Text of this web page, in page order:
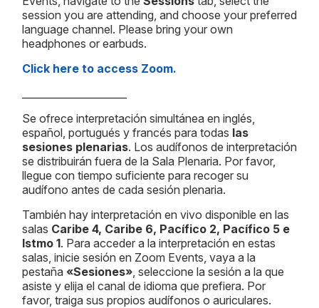
session you are attending, and choose your preferred
language channel. Please bring your own
headphones or earbuds.
Click here to access Zoom.
Se ofrece interpretación simultánea en inglés,
español, portugués y francés para todas las
sesiones plenarias. Los audífonos de interpretación
se distribuirán fuera de la Sala Plenaria. Por favor,
llegue con tiempo suficiente para recoger su
audífono antes de cada sesión plenaria.
También hay interpretación en vivo disponible en las
salas Caribe 4, Caribe 6, Pacífico 2, Pacífico 5 e
Istmo 1. Para acceder a la interpretación en estas
salas, inicie sesión en Zoom Events, vaya a la
pestaña «Sesiones» , seleccione la sesión a la que
asiste y elija el canal de idioma que prefiera. Por
favor, traiga sus propios audífonos o auriculares.